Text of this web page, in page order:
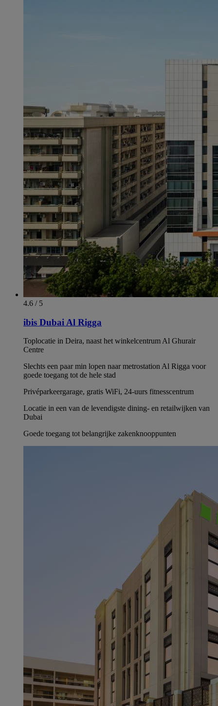
4.6 / 5
ibis Dubai Al Rigga
Toplocatie in Deira, naast het winkelcentrum Al Ghurair
Centre
Slechts een paar min lopen naar metrostation Al Rigga voor
goede toegang tot de hele stad
Privéparkeergarage, gratis WiFi, 24-uurs fitnesscentrum
Locatie in een van de levendigste dining- en retailwijken van
Dubai
Goede toegang tot belangrijke zakenknooppunten